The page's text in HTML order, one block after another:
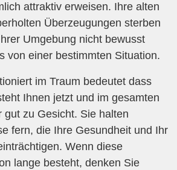
attraktiv erweisen. Ihre alten
Überzeugungen sterben
Umgebung nicht bewusst
von einer bestimmten Situation.
im Traum bedeutet dass
Ihnen jetzt und im gesamten
gut zu Gesicht. Sie halten
fern, die Ihre Gesundheit und Ihr
Wenn diese
lange besteht, denken Sie